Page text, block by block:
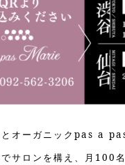
とオーガニックpas a
サロンを構え、月100